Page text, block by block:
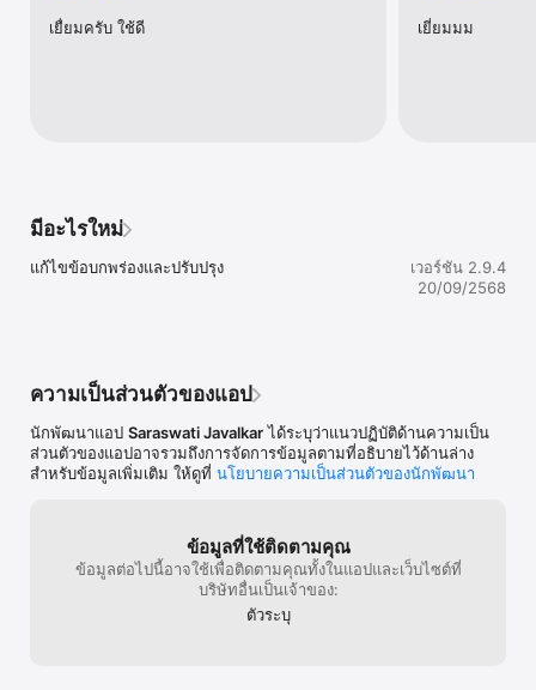
ที่คุณจะต้องสร้างโลโก้ที่สวยงาม
เสียงของแบรนด์ของธุรกิจของคุณ เมื่อคุณพร้อมที่จะสร้างโลโก้สำหรับ
ประทับใจของคุณได้เป็นอย่างดี
> เครื่องมือแก้ไขภาพระดับมืออาชีพและเครื่องมือแก้ไขข้อความ
สร้างมากกว่า LOGO กับ Logo Maker ลองตอนนี้!!
เยื่ยมครับ ใช้ดี เยี่ยมมม
มีอะไรใหม่
แก้ไขข้อบกพร่องและปรับปรุง
เวอร์ชัน 2.9.4
20/09/2568
ความเป็นส่วนตัวของแอป
นักพัฒนาแอป Saraswati Javalkarได้ระบุว่าแนวปฏิบัติด้านความเป็น
ส่วนตัวของแอปอาจรวมถึงการจัดการข้อมูลตามที่อธิบายไว้ด้านล่าง
สำหรับข้อมูลเพิ่มเติม ให้ดูที่ นโยบายความเป็นส่วนตัวของนักพัฒนา
ข้อมูลที่ใช้ติดตามคุณ
ข้อมูลต่อไปนี้อาจใช้เพื่อติดตามคุณทั้งในแอปและเว็บไซต์ที่
บริษัทอื่นเป็นเจ้าของ:
ตัวระบุ